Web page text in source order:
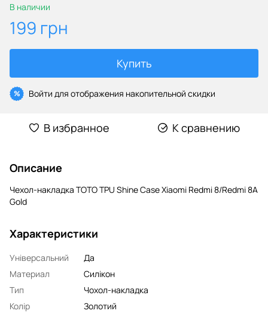
В наличии
199 грн
Купить
% Войти для отображения накопительной скидки
В избранное К сравнению
Описание
Чехол-накладка TOTO TPU Shine Case Xiaomi Redmi 8/Redmi 8A
Gold
Характеристики
Універсальний
Да
Материал
Силікон
Тип
Чохол-накладка
Колір
Золотий